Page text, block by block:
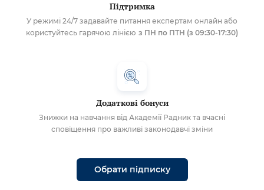
Підтримка
У режимі 24/7 задавайте питання експертам онлайн або
користуйтесь гарячою лінією з ПН по ПТН (з 09:30-17:30)
Додаткові бонуси
Знижки на навчання від Академії Радник та вчасні
сповіщення про важливі законодавчі зміни
Обрати підписку